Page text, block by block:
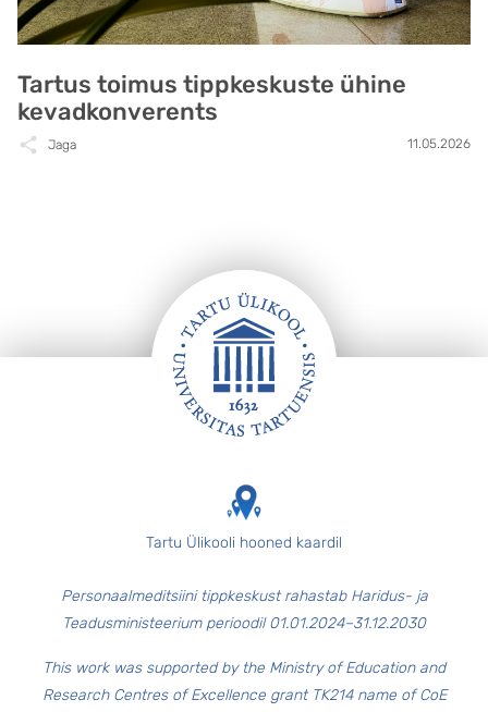
Tartus toimus tippkeskuste ühine
kevadkonverents
Jaga 11.05.2026
Tartu Ülikooli hooned kaardil
Personaalmeditsiini tippkeskust rahastab Haridus- ja
Teadusministeerium perioodil 01.01.2024–31.12.2030
This work was supported by the Ministry of Education and
Research Centres of Excellence grant TK214 name of CoE